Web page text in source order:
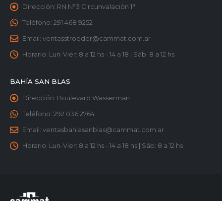
Dirección: RN N°3 Circunvalación 1°
Teléfono: 291 468 9252
Email: ventasstroeder@cammat.com.ar
Horario: Lun-Vier: 8 a 12 hs - 14 a 18 | Sáb: 8 a 12 hs
BAHÍA SAN BLAS
Dirección: Boulevard Wasserman
Teléfono: 292 036 2764
Email: ventasbahiasanblas@cammat.com.ar
Horario: Lun-Vier: 8 a 12 hs - 14 a 18 hs | Sáb: 8 a 12 hs